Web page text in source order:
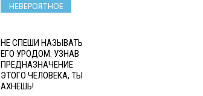
НЕВЕРОЯТНОЕ
НЕ СПЕШИ НАЗЫВАТЬ
ЕГО УРОДОМ. УЗНАВ
ПРЕДНАЗНАЧЕНИЕ
ЭТОГО ЧЕЛОВЕКА, ТЫ
АХНЕШЬ!